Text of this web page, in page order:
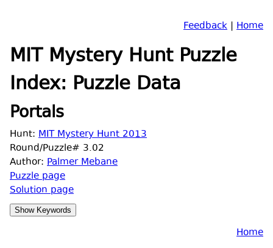
Feedback | Home
MIT Mystery Hunt Puzzle
Index: Puzzle Data
Portals
Hunt: MIT Mystery Hunt 2013
Round/Puzzle# 3.02
Author: Palmer Mebane
Puzzle page
Solution page
Home